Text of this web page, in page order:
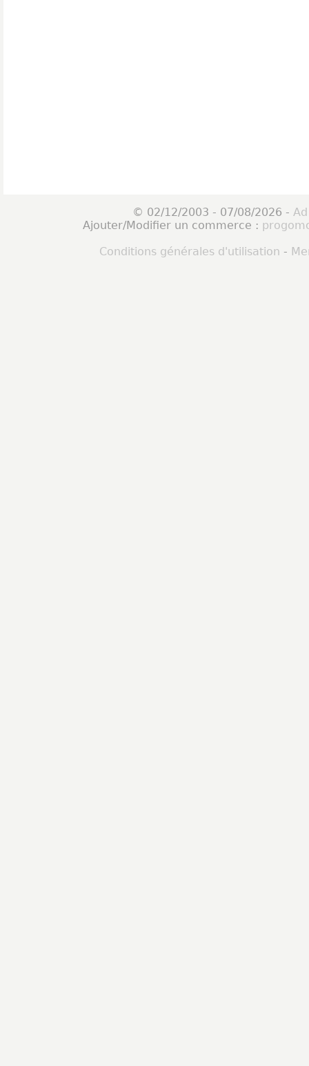
© 02/12/2003 - 07/08/2026 -
Ajouter/Modifier un commerce :
Conditions générales d'utilisation -